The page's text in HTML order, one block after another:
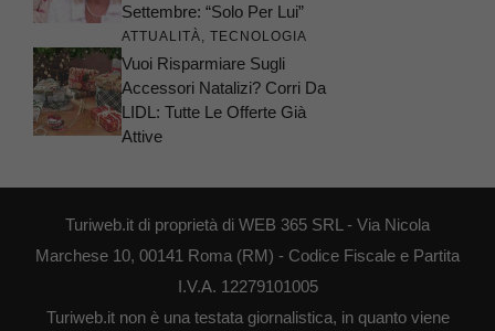
Settembre: “Solo Per Lui”
ATTUALITÀ TECNOLOGIA
Vuoi Risparmiare Sugli
Accessori Natalizi? Corri Da
LIDL: Tutte Le Offerte Già
Attive
Turiweb.it di proprietà di WEB 365 SRL - Via Nicola
Marchese 10, 00141 Roma (RM) - Codice Fiscale e Partita
I.V.A. 12279101005
Turiweb.it non è una testata giornalistica, in quanto viene